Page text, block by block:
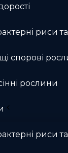
риси
спорові
рослини
риси